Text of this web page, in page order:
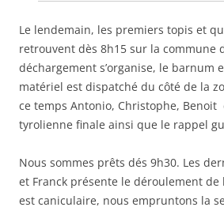
Le lendemain, les premiers topis et
retrouvent dès 8h15 sur la commune
déchargement s’organise, le barnum
matériel est dispatché du côté de la
ce temps Antonio, Christophe,
tyrolienne finale ainsi que le rappel
Nous sommes prêts dés 9h30. Les
et Franck présente le déroulement de
est caniculaire, nous empruntons la